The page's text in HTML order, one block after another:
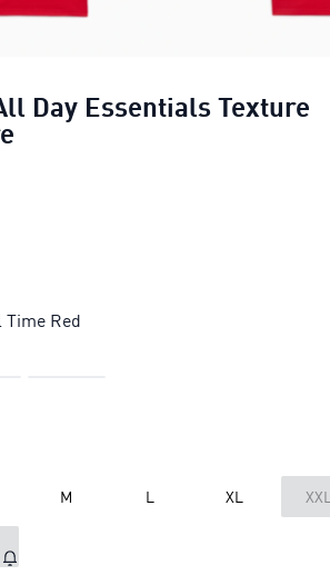
Day Essentials Texture
Time Red
M L XL